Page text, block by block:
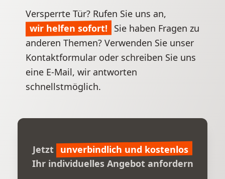
Versperrte Tür? Rufen Sie uns an,
wir helfen sofort!
Sie haben Fragen zu
anderen Themen? Verwenden Sie unser
Kontaktformular oder schreiben Sie uns
eine E-Mail, wir antworten
schnellstmöglich.
Jetzt unverbindlich und kostenlos
Ihr individuelles Angebot anfordern